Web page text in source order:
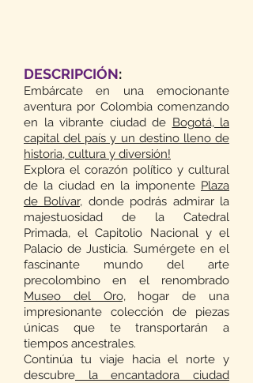
DESCRIPCIÓN:
Embárcate en una emocionante
aventura por Colombia comenzando
en la vibrante ciudad de Bogotá, la
capital del país y un destino lleno de
historia, cultura y diversión!
Explora el corazón político y cultural
de la ciudad en la imponente Plaza
de Bolívar, donde podrás admirar la
majestuosidad de la Catedral
Primada, el Capitolio Nacional y el
Palacio de Justicia. Sumérgete en el
fascinante mundo del arte
precolombino en el renombrado
Museo del Oro,hogar de una
impresionante colección de piezas
únicas que te transportarán a
tiempos ancestrales.
Continúa tu viaje hacia el norte y
descubre la encantadora ciudad